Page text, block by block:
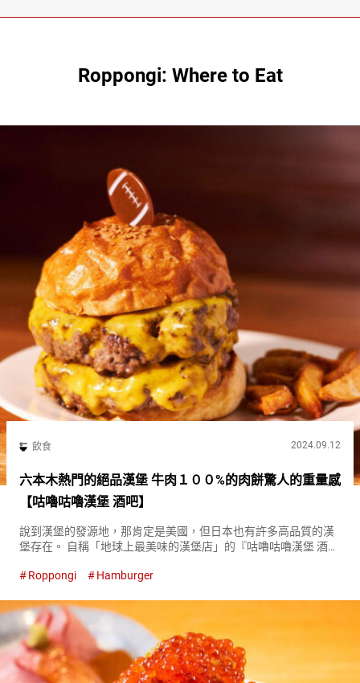
Roppongi: Where to Eat
飲食 2024.09.12
六本木熱門的絕品漢堡 牛肉１００%的肉餅驚人的重量感
【咕嚕咕嚕漢堡 酒吧】
說到漢堡的發源地，那肯定是美國，但日本也有許多高品質的漢
堡存在。 自稱「地球上最美味的漢堡店」的『咕嚕咕嚕漢堡 酒吧
店。 提供具有個性的漢堡，吸引了許多人的喜愛。 ...
Roppongi Hamburger